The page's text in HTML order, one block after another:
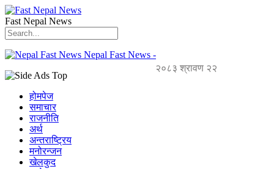
Fast Nepal News
Nepal Fast News -
२०८३ श्रावण २२
होमपेज
समाचार
राजनीति
अर्थ
अन्तराष्ट्रिय
मनोरन्जन
खेलकुद